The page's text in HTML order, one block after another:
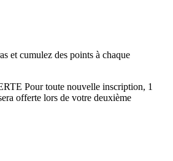
et cumulez des points à chaque
Pour toute nouvelle inscription, 1
offerte lors de votre deuxième